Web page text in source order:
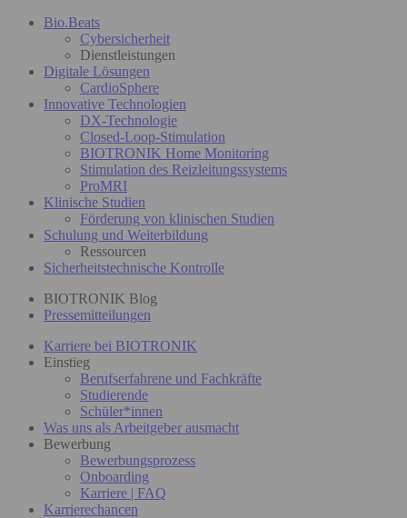
Bio.Beats
Cybersicherheit
Dienstleistungen
Digitale Lösungen
CardioSphere
Innovative Technologien
DX-Technologie
Closed-Loop-Stimulation
BIOTRONIK Home Monitoring
Stimulation des Reizleitungssystems
ProMRI
Klinische Studien
Förderung von klinischen Studien
Schulung und Weiterbildung
Ressourcen
Sicherheitstechnische Kontrolle
BIOTRONIK Blog
Pressemitteilungen
Karriere bei BIOTRONIK
Einstieg
Berufserfahrene und Fachkräfte
Studierende
Schüler*innen
Was uns als Arbeitgeber ausmacht
Bewerbung
Bewerbungsprozess
Onboarding
Karriere | FAQ
Karrierechancen